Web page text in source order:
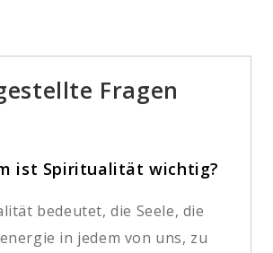
Fragen
ist Spiritualität wichtig?
bedeutet, die Seele, die
in jedem von uns, zu